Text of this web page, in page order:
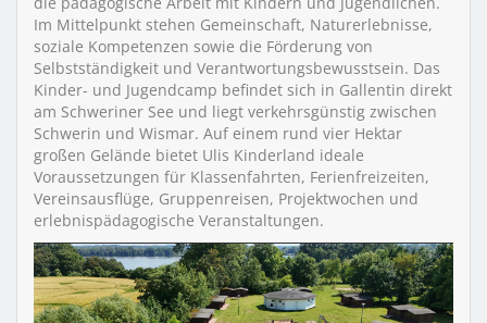
Im Mittelpunkt stehen Gemeinschaft, Naturerlebnisse,
soziale Kompetenzen sowie die Förderung von
Selbstständigkeit und Verantwortungsbewusstsein. Das
Kinder- und Jugendcamp befindet sich in Gallentin direkt
am Schweriner See und liegt verkehrsgünstig zwischen
Schwerin und Wismar. Auf einem rund vier Hektar
großen Gelände bietet Ulis Kinderland ideale
Voraussetzungen für Klassenfahrten, Ferienfreizeiten,
Vereinsausflüge, Gruppenreisen, Projektwochen und
erlebnispädagogische Veranstaltungen.